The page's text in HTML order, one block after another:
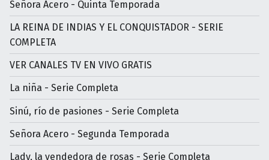
Señora Acero - Quinta Temporada
LA REINA DE INDIAS Y EL CONQUISTADOR - SERIE
COMPLETA
VER CANALES TV EN VIVO GRATIS
La niña - Serie Completa
Sinú, río de pasiones - Serie Completa
Señora Acero - Segunda Temporada
Lady, la vendedora de rosas - Serie Completa